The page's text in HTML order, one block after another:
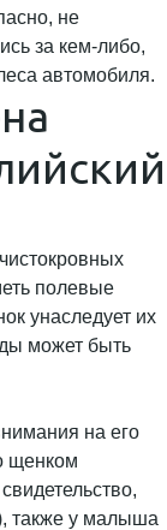
не
за кем-либо,
автомобиля.
полевые
унаследует их
может быть
на его
щенком
также у малыша